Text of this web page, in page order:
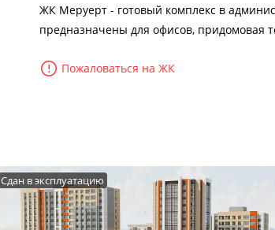
ЖК Меруерт - готовый комплекс в
предназначены для офисов, придомовая
Пожаловаться на ЖК
Сдан в эксплуатацию